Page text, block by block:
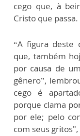
cego que, à
Cristo que passa.
“A figura deste
que, também
por causa de
gênero”,
cego é
porque clama
por ele; pelo
com seus